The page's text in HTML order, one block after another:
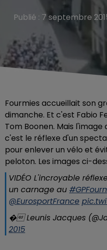
Publié : 7 septembre
Fourmies accueillait son
dimanche. Et c'est Fabio
Tom Boonen. Mais
c'est le réflexe d'un
pour enlever un vélo et
peloton. Les images ci-
VIDÉO L'incroyable
un carnage au
@EurosportFrance
� Leunis Jacques
2015